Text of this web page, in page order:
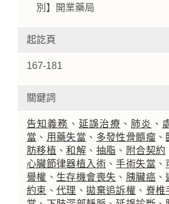
別】開業藥局
起訖頁
167-181
關鍵詞
告知義務 、 延誤治療 、 肺炎 、
當 、 用藥失當 、 多發性骨髓瘤 、
肪移植 、和解 、 抽脂 、 附合契約
心臟節律器植入術 、手術失當 、
譽權 、 生存機會喪失 、 胰臟癌 、
約束 、代理 、拋棄追訴權 、 脊椎